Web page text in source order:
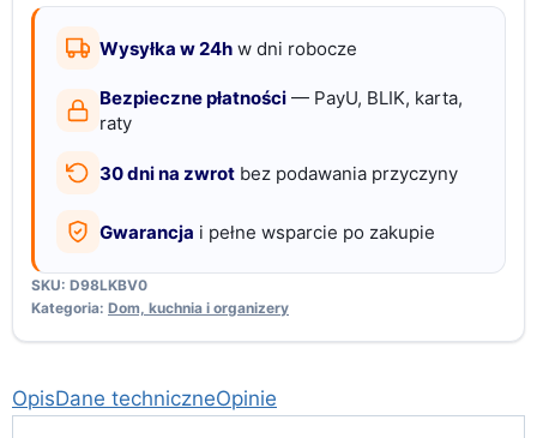
ubrania
dąb
Wysyłka w 24h w dni robocze
Bezpieczne płatności — PayU, BLIK, karta,
raty
30 dni na zwrot bez podawania przyczyny
Gwarancja i pełne wsparcie po zakupie
SKU: D98LKBV0
Kategoria: Dom, kuchnia i organizery
OpisDane techniczneOpinie